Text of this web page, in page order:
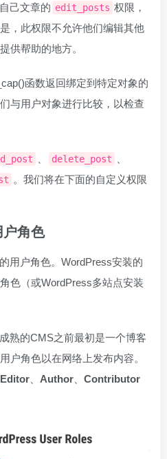
己文章的 edit_posts 权限，
，此权限不允许他们编辑其他
供帮助的地方。
函数返回绑定到特定对象的
与用户对象进行比较，以检查
delete_post
。我们将在下面的自定义权限
角色
用户角色。WordPress安装的
角色（或WordPress多站点安装
熟的CMS之前最初是一个博客
户角色以在网络上发布内容。
Editor Author
Contributor